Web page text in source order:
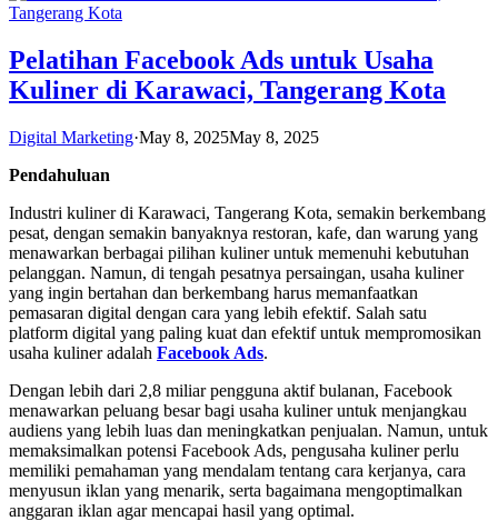
Pelatihan Facebook Ads untuk Usaha
Kuliner di Karawaci, Tangerang Kota
Digital Marketing·May 8, 2025May 8, 2025
Pendahuluan
Industri kuliner di Karawaci, Tangerang Kota, semakin berkembang
pesat, dengan semakin banyaknya restoran, kafe, dan warung yang
menawarkan berbagai pilihan kuliner untuk memenuhi kebutuhan
pelanggan. Namun, di tengah pesatnya persaingan, usaha kuliner
yang ingin bertahan dan berkembang harus memanfaatkan
pemasaran digital dengan cara yang lebih efektif. Salah satu
platform digital yang paling kuat dan efektif untuk mempromosikan
usaha kuliner adalah Facebook Ads.
Dengan lebih dari 2,8 miliar pengguna aktif bulanan, Facebook
menawarkan peluang besar bagi usaha kuliner untuk menjangkau
audiens yang lebih luas dan meningkatkan penjualan. Namun, untuk
memaksimalkan potensi Facebook Ads, pengusaha kuliner perlu
memiliki pemahaman yang mendalam tentang cara kerjanya, cara
menyusun iklan yang menarik, serta bagaimana mengoptimalkan
anggaran iklan agar mencapai hasil yang optimal.